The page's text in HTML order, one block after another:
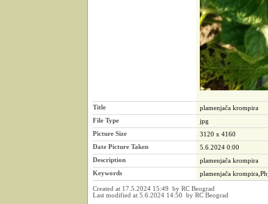
Title
plamenjača krompira
File Type
jpg
Picture Size
3120 x 4160
Date Picture Taken
5.6.2024 0:00
Description
plamenjača krompira
Keywords
plamenjača
Created at 17.5.2024 15:49 by RC Beograd
Last modified at 5.6.2024 14:50 by RC Beograd